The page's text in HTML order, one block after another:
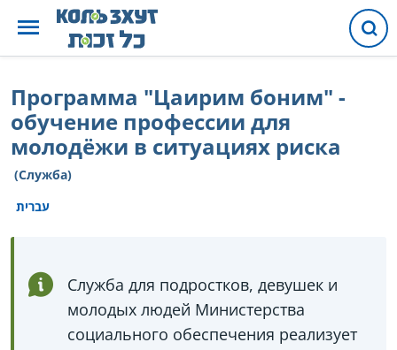
Программа "Цаирим боним" -
обучение профессии для
молодёжи в ситуациях риска
(Служба)
עברית
Служба для подростков, девушек и
молодых людей Министерства
социального обеспечения реализует